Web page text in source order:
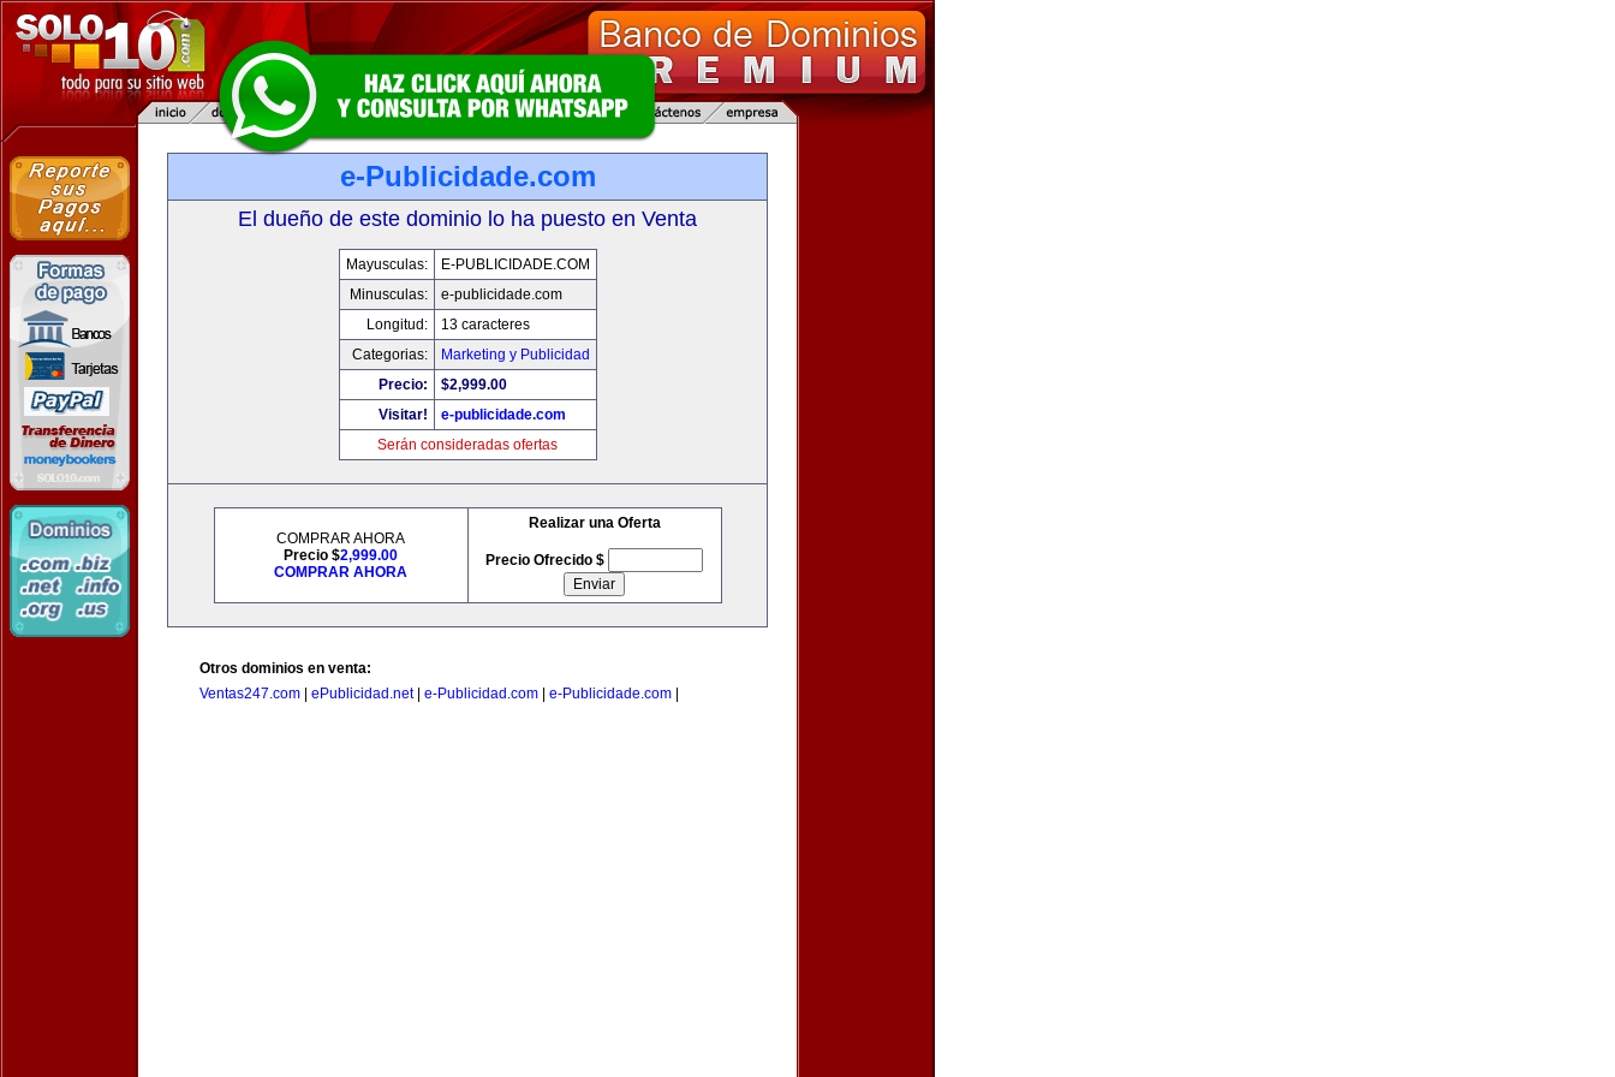
e-Publicidade.com
El dueño de este dominio lo ha puesto en Venta
Mayusculas:
E-PUBLICIDADE.COM
Minusculas:
e-publicidade.com
Longitud:
13 caracteres
Categorias:
Marketing y Publicidad
Precio:
$2,999.00
Visitar!
e-publicidade.com
Serán consideradas ofertas
COMPRAR AHORA
Precio $2,999.00
COMPRAR AHORA
Realizar una Oferta
Precio Ofrecido $
Otros dominios en venta:
Ventas247.com
ePublicidad.net| e-Publicidad.com e-Publicidade.com